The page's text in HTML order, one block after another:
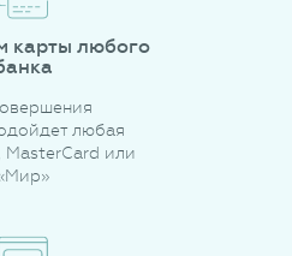
карты любого
любая
MasterCard или